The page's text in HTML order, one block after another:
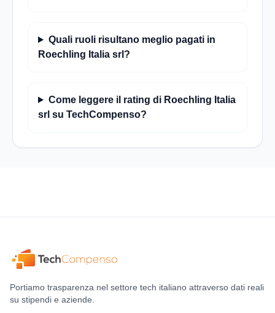
Quali ruoli risultano meglio pagati in
Roechling Italia srl?
Come leggere il rating di Roechling Italia
srl su TechCompenso?
Portiamo trasparenza nel settore tech italiano attraverso dati reali
su stipendi e aziende.